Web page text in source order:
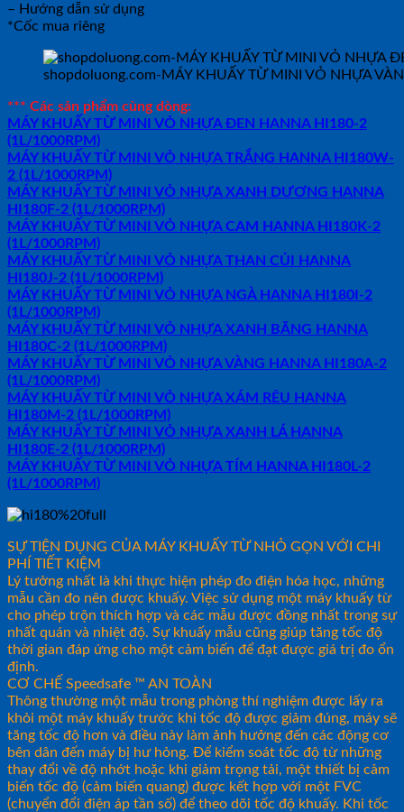
– Hướng dẫn sử dụng
*Cốc mua riêng
shopdoluong.com-MÁY KHUẤY TỪ MINI VỎ NHỰA
*** Các sản phẩm cùng dòng:
MÁY KHUẤY TỪ MINI VỎ NHỰA ĐEN HANNA HI180-2
(1L/1000RPM)
MÁY KHUẤY TỪ MINI VỎ NHỰA TRẮNG HANNA HI180W-
2 (1L/1000RPM)
MÁY KHUẤY TỪ MINI VỎ NHỰA XANH DƯƠNG HANNA
HI180F-2 (1L/1000RPM)
MÁY KHUẤY TỪ MINI VỎ NHỰA CAM HANNA HI180K-2
(1L/1000RPM)
MÁY KHUẤY TỪ MINI VỎ NHỰA THAN CỦI HANNA
HI180J-2 (1L/1000RPM)
MÁY KHUẤY TỪ MINI VỎ NHỰA NGÀ HANNA HI180I-2
(1L/1000RPM)
MÁY KHUẤY TỪ MINI VỎ NHỰA XANH BĂNG HANNA
HI180C-2 (1L/1000RPM)
MÁY KHUẤY TỪ MINI VỎ NHỰA VÀNG HANNA HI180A-2
(1L/1000RPM)
MÁY KHUẤY TỪ MINI VỎ NHỰA XÁM RÊU HANNA
HI180M-2 (1L/1000RPM)
MÁY KHUẤY TỪ MINI VỎ NHỰA XANH LÁ HANNA
HI180E-2 (1L/1000RPM)
MÁY KHUẤY TỪ MINI VỎ NHỰA TÍM HANNA HI180L-2
(1L/1000RPM)
SỰ TIỆN DỤNG CỦA MÁY KHUẤY TỪ NHỎ GỌN VỚI CHI
PHÍ TIẾT KIỆM
Lý tưởng nhất là khi thực hiện phép đo điện hóa học, những
mẫu cần đo nên được khuấy. Việc sử dụng một máy khuấy từ
cho phép trộn thích hợp và các mẫu được đồng nhất trong sự
nhất quán và nhiệt độ. Sự khuấy mẫu cũng giúp tăng tốc độ
thời gian đáp ứng cho một cảm biến để đạt được giá trị đo ổn
định.
CƠ CHẾ Speedsafe ™ AN TOÀN
Thông thường một mẫu trong phòng thí nghiệm được lấy ra
khỏi một máy khuấy trước khi tốc độ được giảm đúng, máy sẽ
tăng tốc độ hơn và điều này làm ảnh hưởng đến các động cơ
bên dân đến máy bị hư hỏng. Để kiểm soát tốc độ từ những
thay đổi về độ nhớt hoặc khi giảm trọng tải, một thiết bị cảm
biến tốc độ (cảm biến quang) được kết hợp với một FVC
(chuyển đổi điện áp tần số) để theo dõi tốc độ khuấy. Khi tốc